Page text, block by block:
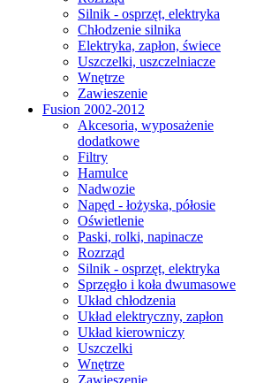
Silnik - osprzęt, elektryka
Chłodzenie silnika
Elektryka, zapłon, świece
Uszczelki, uszczelniacze
Wnętrze
Zawieszenie
Fusion 2002-2012
Akcesoria, wyposażenie
dodatkowe
Filtry
Hamulce
Nadwozie
Napęd - łożyska, półosie
Oświetlenie
Paski, rolki, napinacze
Rozrząd
Silnik - osprzęt, elektryka
Sprzęgło i koła dwumasowe
Układ chłodzenia
Układ elektryczny, zapłon
Układ kierowniczy
Uszczelki
Wnętrze
Zawieszenie